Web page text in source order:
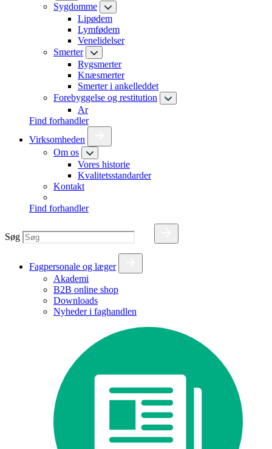
Sygdomme
Lipødem
Lymfødem
Venelidelser
Smerter
Rygsmerter
Knæsmerter
Smerter i ankelleddet
Forebyggelse og restitution
Ar
Find forhandler
Virksomheden
Om os
Vores historie
Kvalitetsstandarder
Kontakt
Find forhandler
Søg
Fagpersonale og læger
Akademi
B2B online shop
Downloads
Nyheder i faghandlen